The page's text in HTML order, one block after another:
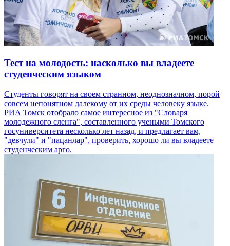
Тест на молодость: насколько вы владеете
студенческим языком
Студенты говорят на своем странном, неоднозначном, порой
совсем непонятном далекому от их среды человеку языке.
РИА Томск отобрало самое интересное из "Словаря
молодежного сленга", составленного учеными Томского
госуниверситета несколько лет назад, и предлагает вам,
"девчули" и "пацанлар", проверить, хорошо ли вы владеете
студенческим арго.